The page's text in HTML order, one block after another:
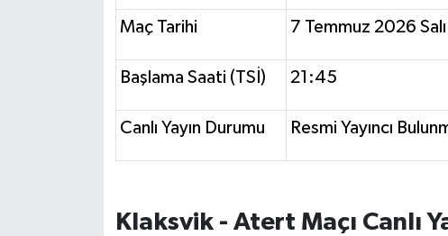
Maç Tarihi 7 Temmuz 2026
Başlama Saati (TSİ) 21:45
Canlı Yayın Durumu Resmi Yayıncı
Klaksvik - Atert Maçı Canlı